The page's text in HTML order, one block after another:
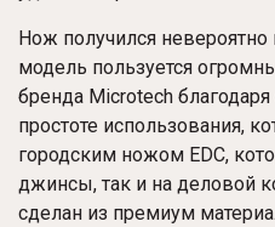
Нож получился
модель пользуется
бренда Microtech
простоте использования,
городским ножом EDC,
джинсы, так и на деловой
сделан из премиум